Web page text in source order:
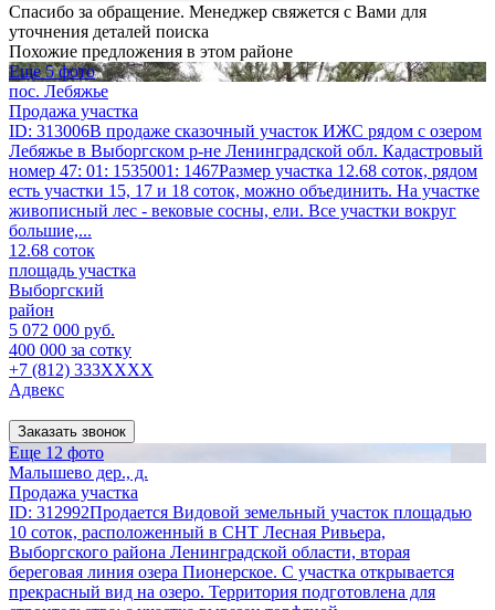
Спасибо за обращение. Менеджер свяжется с Вами для
уточнения деталей поиска
Похожие предложения в этом районе
Еще 5 фото
пос. Лебяжье
Продажа участка
ID: 313006В продаже сказочный участок ИЖС рядом с озером
Лебяжье в Выборгском р-не Ленинградской обл. Кадастровый
номер 47: 01: 1535001: 1467Размер участка 12.68 соток, рядом
есть участки 15, 17 и 18 соток, можно объединить. На участке
живописный лес - вековые сосны, ели. Все участки вокруг
большие,...
12.68 соток
площадь участка
Выборгский
район
5 072 000 руб.
400 000 за сотку
+7 (812) 333XXXX
Адвекс
Заказать звонок
Еще 12 фото
Малышево дер., д.
Продажа участка
ID: 312992Продается Видовой земельный участок площадью
10 соток, расположенный в СНТ Лесная Ривьера,
Выборгского района Ленинградской области, вторая
береговая линия озера Пионерское. С участка открывается
прекрасный вид на озеро. Территория подготовлена для